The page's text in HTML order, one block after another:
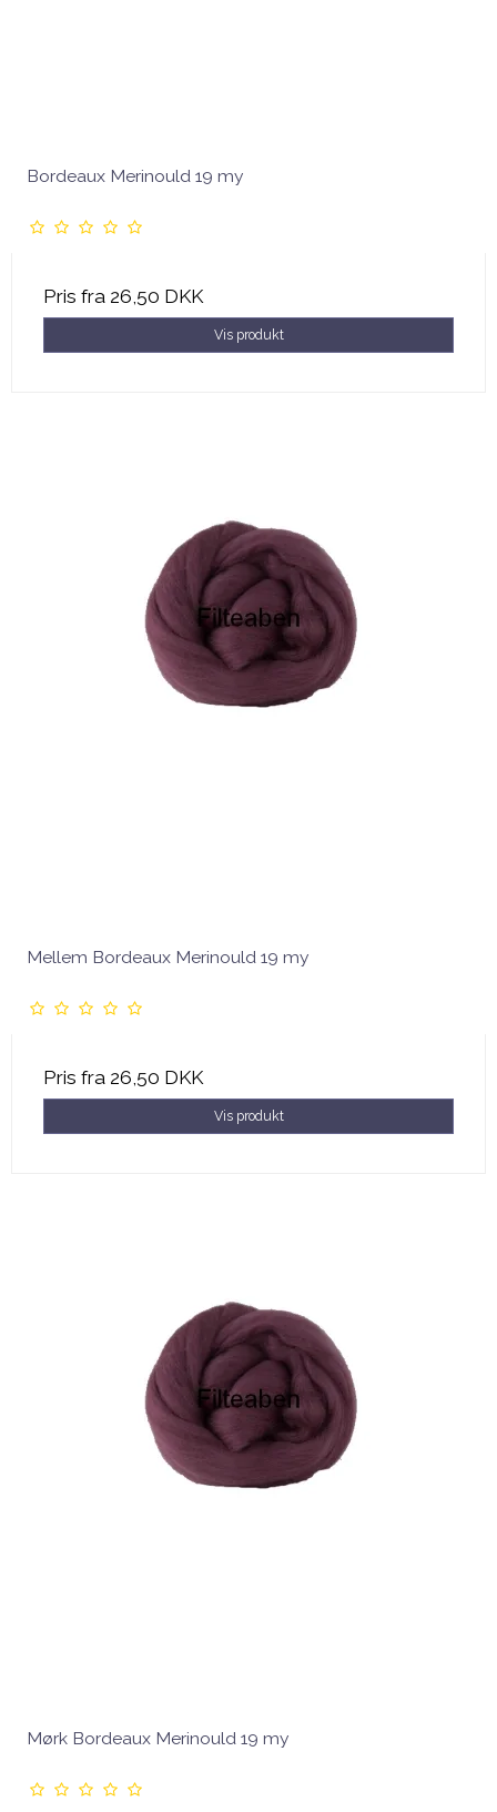
Bordeaux Merinould 19 my
Pris fra 26,50 DKK
Vis produkt
Mellem Bordeaux Merinould 19 my
Pris fra 26,50 DKK
Vis produkt
Mørk Bordeaux Merinould 19 my